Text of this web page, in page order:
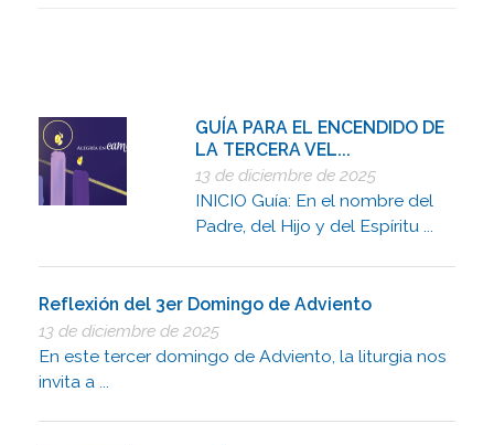
GUÍA PARA EL ENCENDIDO DE
LA TERCERA VEL...
13 de diciembre de 2025
INICIO Guía: En el nombre del
Padre, del Hijo y del Espíritu ...
Reflexión del 3er Domingo de Adviento
13 de diciembre de 2025
En este tercer domingo de Adviento, la liturgia nos
invita a ...